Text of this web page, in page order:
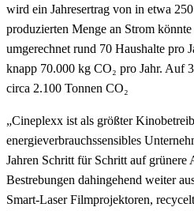
wird ein Jahresertrag von in etwa
produzierten Menge an Strom
umgerechnet rund 70 Haushalte pro
knapp 70.000 kg CO₂ pro Jahr. Auf
circa 2.100 Tonnen CO₂
„Cineplexx ist als größter
energieverbrauchssensibles
Jahren Schritt für Schritt auf grünere
Bestrebungen dahingehend weiter
Smart-Laser Filmprojektoren,